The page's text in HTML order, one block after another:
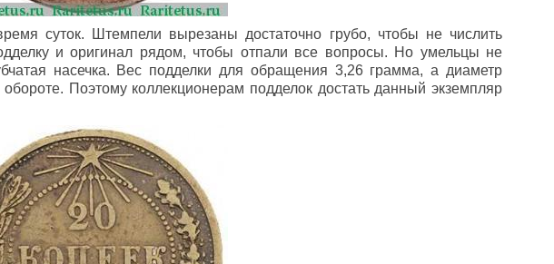
суток. Штемпели вырезаны достаточно грубо, чтобы не числить
и оригинал рядом, чтобы отпали все вопросы. Но умельцы не
насечка. Вес подделки для обращения 3,26 грамма, а диаметр
Поэтому коллекционерам подделок достать данный экземпляр